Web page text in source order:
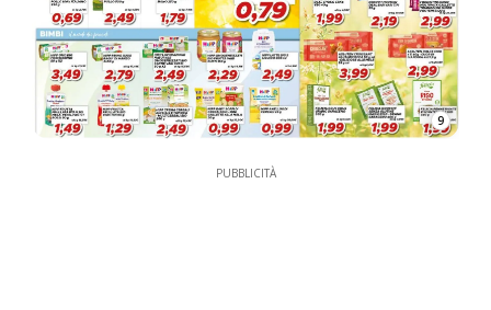
9
PUBBLICITÀ